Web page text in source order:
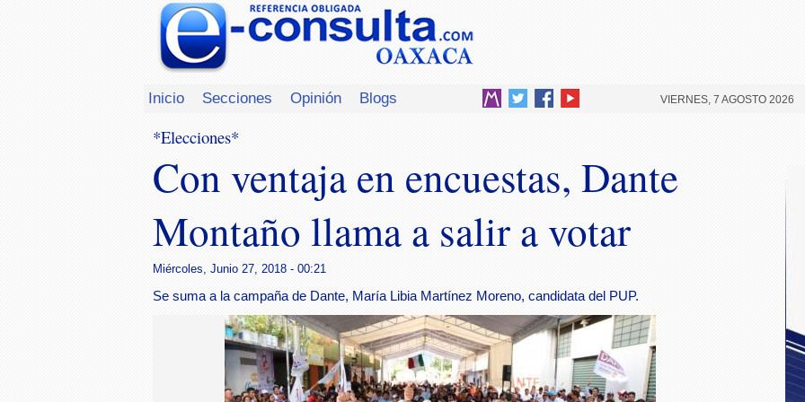
Inicio Secciones Opinión Blogs VIERNES, 7 AGOSTO 2026
*Elecciones*
Con ventaja en encuestas, Dante
Montaño llama a salir a votar
Miércoles, Junio 27, 2018 - 00:21
Se suma a la campaña de Dante, María Libia Martínez Moreno, candidata del PUP.